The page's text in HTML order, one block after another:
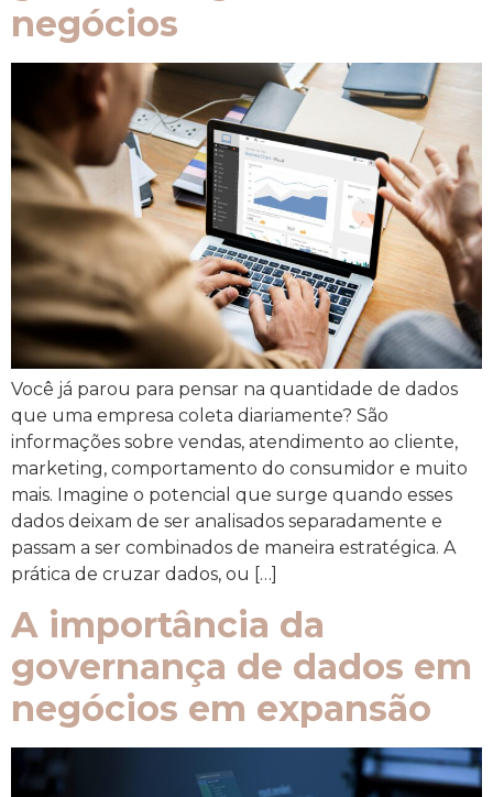
negócios
Você já parou para pensar na quantidade de dados
que uma empresa coleta diariamente? São
informações sobre vendas, atendimento ao cliente,
marketing, comportamento do consumidor e muito
mais. Imagine o potencial que surge quando esses
dados deixam de ser analisados separadamente e
passam a ser combinados de maneira estratégica. A
prática de cruzar dados, ou […]
A importância da
governança de dados em
negócios em expansão